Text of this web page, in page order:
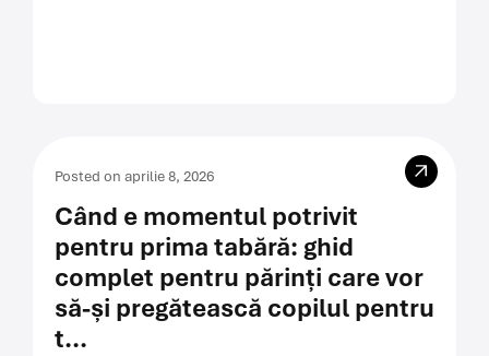
Posted on aprilie 8, 2026
Când e momentul potrivit
pentru prima tabără: ghid
complet pentru părinți care vor
să-și pregătească copilul pentru
t...